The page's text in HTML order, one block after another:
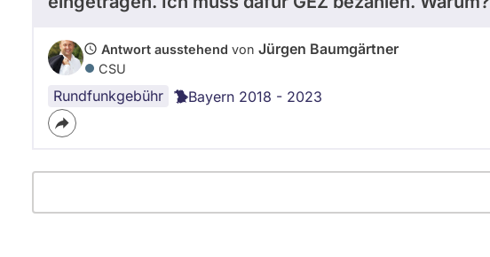
Antwort ausstehend von Jürgen Baumgärtner
CSU
Rundfunkgebühr Bayern 2018 - 2023